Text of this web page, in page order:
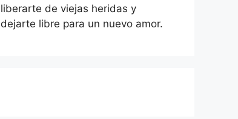
liberarte de viejas heridas y
dejarte libre para un nuevo amor.